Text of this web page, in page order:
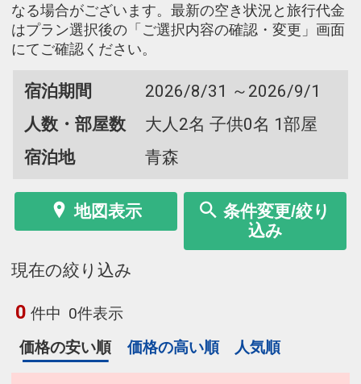
なる場合がございます。最新の空き状況と旅行代金
はプラン選択後の「ご選択内容の確認・変更」画面
にてご確認ください。
宿泊期間
2026/8/31 ～2026/9/1
人数・部屋数
大人2名 子供0名 1部屋
宿泊地
青森
地図表示
条件変更/絞り
込み
現在の絞り込み
0 件中 0件表示
価格の安い順
価格の高い順 人気順